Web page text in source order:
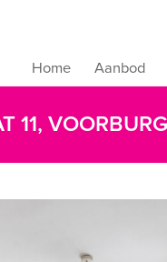
Home Aanbod
11, VOORBURG